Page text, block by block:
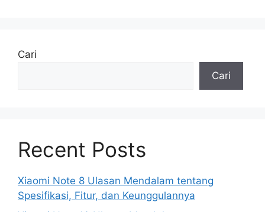
Cari
Cari
Recent Posts
Xiaomi Note 8 Ulasan Mendalam tentang
Spesifikasi, Fitur, dan Keunggulannya